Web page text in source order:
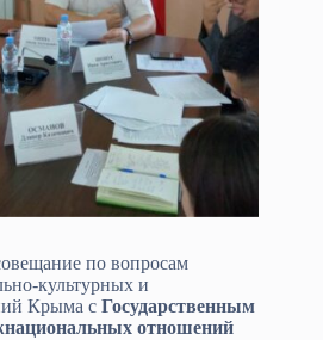
по вопросам
культурных и
Крыма с Государственным
отношений